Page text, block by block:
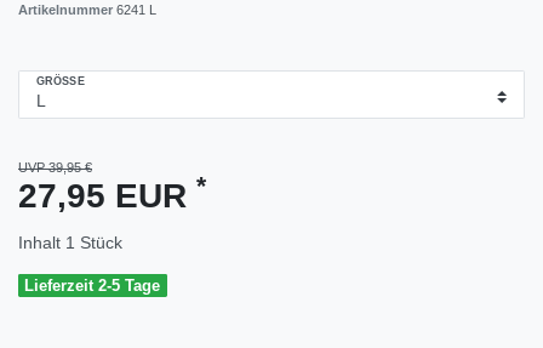
Artikelnummer 6241 L
GRÖSSE
UVP 39,95 €
27,95 EUR *
Inhalt 1 Stück
Lieferzeit 2-5 Tage